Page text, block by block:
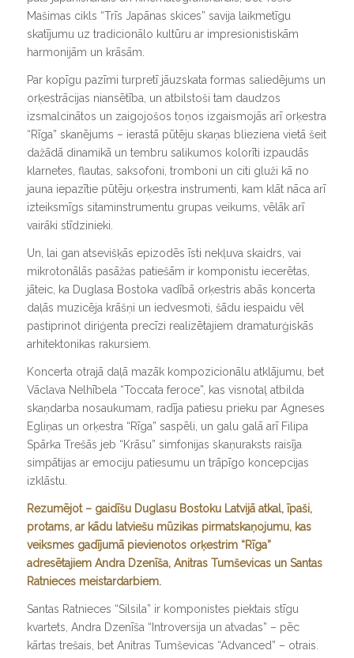
Mašimas cikls “Trīs Japānas skices” savija laikmetīgu
skatījumu uz tradicionālo kultūru ar impresionistiskām
harmonijām un krāsām.
Par kopīgu pazīmi turpretī jāuzskata formas saliedējums un
orķestrācijas niansētība, un atbilstoši tam daudzos
izsmalcinātos un zaigojošos toņos izgaismojās arī orķestra
“Rīga” skanējums – ierastā pūtēju skaņas blieziena vietā šeit
dažādā dinamikā un tembru salikumos kolorīti izpaudās
klarnetes, flautas, saksofoni, tromboni un citi gluži kā no
jauna iepazītie pūtēju orķestra instrumenti, kam klāt nāca arī
izteiksmīgs sitaminstrumentu grupas veikums, vēlāk arī
vairāki stīdzinieki.
Un, lai gan atsevišķās epizodēs īsti nekļuva skaidrs, vai
mikrotonālās pasāžas patiešām ir komponistu iecerētas,
jāteic, ka Duglasa Bostoka vadībā orķestris abās koncerta
daļās muzicēja krāšņi un iedvesmoti, šādu iespaidu vēl
pastiprinot diriģenta precīzi realizētajiem dramaturģiskās
arhitektonikas rakursiem.
Koncerta otrajā daļā mazāk kompozicionālu atklājumu, bet
Vāclava Nelhībela “Toccata feroce”, kas visnotaļ atbilda
skaņdarba nosaukumam, radīja patiesu prieku par Agneses
Egliņas un orķestra “Rīga” saspēli, un galu galā arī Filipa
Spārka Trešās jeb “Krāsu” simfonijas skaņuraksts raisīja
simpātijas ar emociju patiesumu un trāpīgo koncepcijas
izklāstu.
Rezumējot – gaidīšu Duglasu Bostoku Latvijā atkal, īpaši,
protams, ar kādu latviešu mūzikas pirmatskaņojumu, kas
veiksmes gadījumā pievienotos orķestrim “Rīga”
adresētajiem Andra Dzenīša, Anitras Tumševicas un Santas
Ratnieces meistardarbiem.
Santas Ratnieces “Silsila” ir komponistes piektais stīgu
kvartets, Andra Dzenīša “Introversija un atvadas” – pēc
kārtas trešais, bet Anitras Tumševicas “Advanced” – otrais.